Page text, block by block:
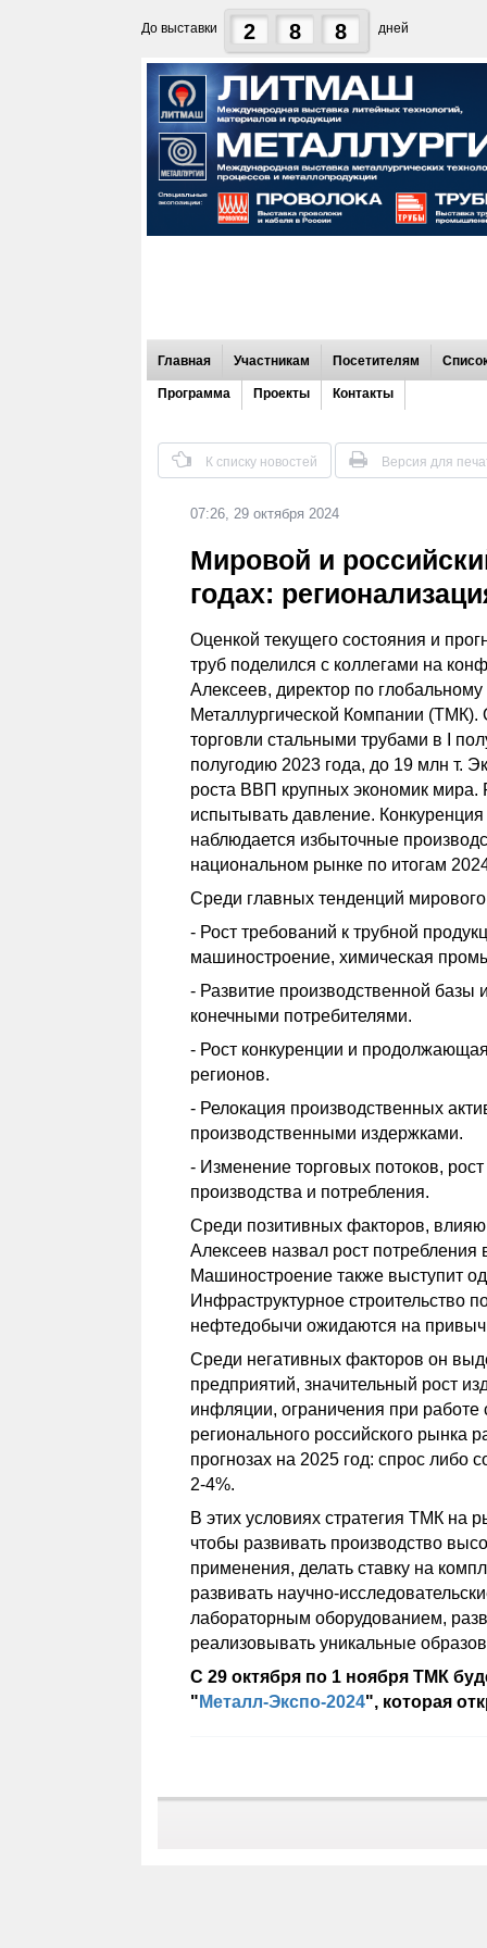
До выставки 2 8 8 дней
Главная Участникам Посетителям
Программа Проекты Контакты
К списку новостей Версия для
07:26, 29 октября 2024
Мировой и
годах:
Оценкой текущего состояния и
труб поделился с коллегами на
Алексеев, директор по
Металлургической Компании
торговли стальными трубами в I
полугодию 2023 года, до 19 млн т.
роста ВВП крупных экономик мира.
испытывать давление.
наблюдается избыточные
национальном рынке по итогам
Среди главных тенденций
- Рост требований к трубной
машиностроение, химическая
- Развитие производственной
конечными потребителями.
- Рост конкуренции и
регионов.
- Релокация производственных
производственными издержками.
- Изменение торговых потоков,
производства и потребления.
Среди позитивных факторов,
Алексеев назвал рост
Машиностроение также выступит
Инфраструктурное строительство
нефтедобычи ожидаются на
Среди негативных факторов он
предприятий, значительный рост
инфляции, ограничения при
регионального российского рынка
прогнозах на 2025 год: спрос либо
2-4%.
В этих условиях стратегия ТМК на
чтобы развивать производство
применения, делать ставку на
развивать научно-
лабораторным оборудованием,
реализовывать уникальные
С 29 октября по 1 ноября ТМК
" Металл-Экспо-2024", которая